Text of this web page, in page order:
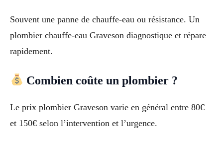
Souvent une panne de chauffe-eau ou résistance. Un
plombier chauffe-eau Graveson diagnostique et répare
rapidement.
Combien coûte un plombier ?
Le prix plombier Graveson varie en général entre 80€
et 150€ selon l’intervention et l’urgence.